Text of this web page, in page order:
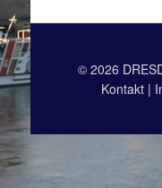
© 2026
Kontakt|